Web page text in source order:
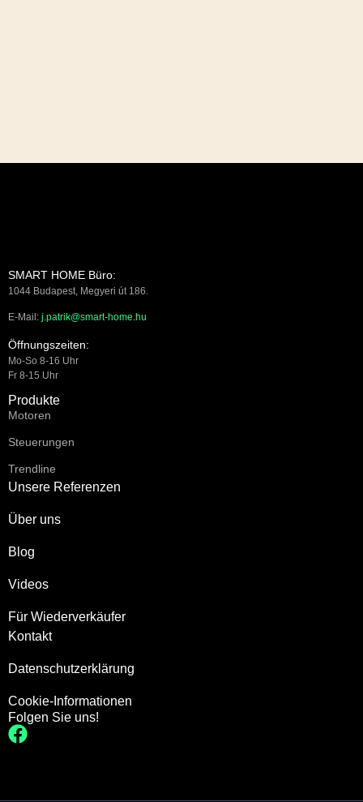
SMART HOME Büro:
1044 Budapest, Megyeri út 186.
E-Mail: j.patrik@smart-home.hu
Öffnungszeiten:
Mo-So 8-16 Uhr
Fr 8-15 Uhr
Produkte
Motoren
Steuerungen
Trendline
Unsere Referenzen
Über uns
Blog
Videos
Für Wiederverkäufer
Kontakt
Datenschutzerklärung
Cookie-Informationen
Folgen Sie uns!